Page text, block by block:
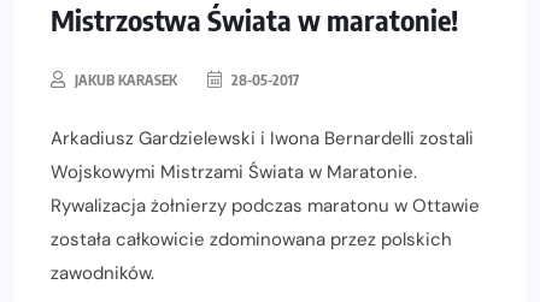
Mistrzostwa Świata w maratonie!
JAKUB KARASEK 28-05-2017
Arkadiusz Gardzielewski i Iwona Bernardelli zostali
Wojskowymi Mistrzami Świata w Maratonie.
Rywalizacja żołnierzy podczas maratonu w Ottawie
została całkowicie zdominowana przez polskich
zawodników.